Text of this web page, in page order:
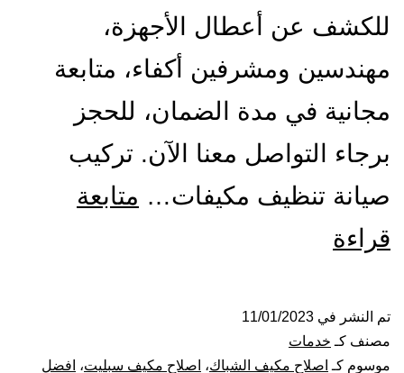
للكشف عن أعطال الأجهزة،
مهندسين ومشرفين أكفاء، متابعة
مجانية في مدة الضمان، للحجز
برجاء التواصل معنا الآن. تركيب
صيانة تنظيف مكيفات… متابعة
قراءة
مكيفات
بجازان
تم النشر في 11/01/2023
مصنف كـ خدمات
موسوم كـ اصلاح مكيف الشباك، اصلاح مكيف سبليت، افضل